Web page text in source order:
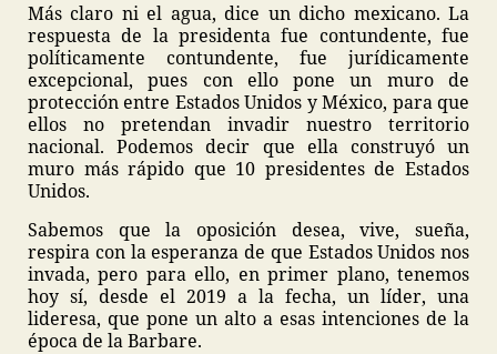
Más claro ni el agua, dice un dicho mexicano. La
respuesta de la presidenta fue contundente, fue
políticamente contundente, fue jurídicamente
excepcional, pues con ello pone un muro de
protección entre Estados Unidos y México, para que
ellos no pretendan invadir nuestro territorio
nacional. Podemos decir que ella construyó un
muro más rápido que 10 presidentes de Estados
Unidos.
Sabemos que la oposición desea, vive, sueña,
respira con la esperanza de que Estados Unidos nos
invada, pero para ello, en primer plano, tenemos
hoy sí, desde el 2019 a la fecha, un líder, una
lideresa, que pone un alto a esas intenciones de la
época de la Barbare.